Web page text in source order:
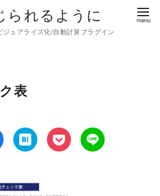
られるように
ュアライズ化/自動計算プラグイン
表